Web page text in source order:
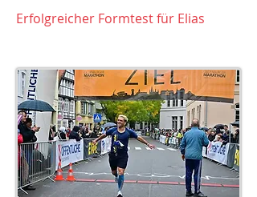
Erfolgreicher Formtest für Elias